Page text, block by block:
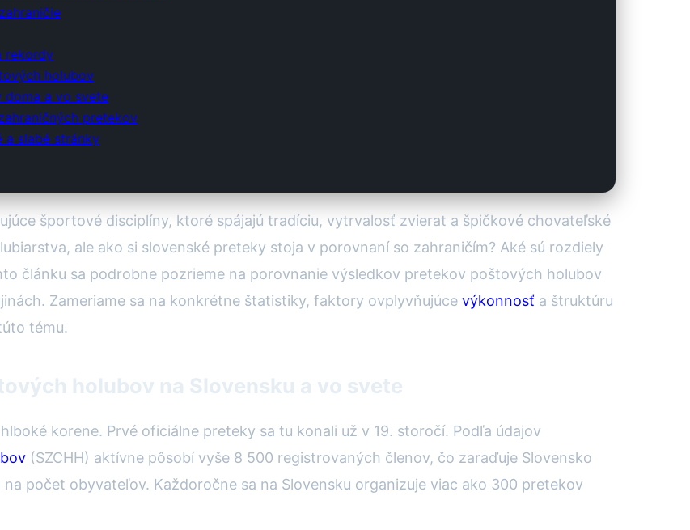
rekordy
holubov
doma a vo svete
pretekov
a slabé stránky
športové disciplíny, ktoré spájajú tradíciu, vytrvalosť zvierat a špičkové chovateľské
ale ako si slovenské preteky stoja v porovnaní so zahraničím? Aké sú rozdiely
článku sa podrobne pozrieme na porovnanie výsledkov pretekov poštových holubov
Zameriame sa na konkrétne štatistiky, faktory ovplyvňujúce výkonnosť a štruktúru
tému.
holubov na Slovensku a vo svete
korene. Prvé oficiálne preteky sa tu konali už v 19. storočí. Podľa údajov
(SZCHH) aktívne pôsobí vyše 8 500 registrovaných členov, čo zaraďuje Slovensko
počet obyvateľov. Každoročne sa na Slovensku organizuje viac ako 300 pretekov